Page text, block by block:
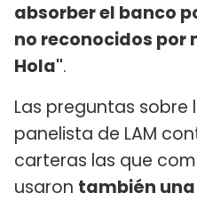
absorber el banco
no reconocidos por
Hola".
Las preguntas sobre
panelista de LAM
carteras las que
usaron también